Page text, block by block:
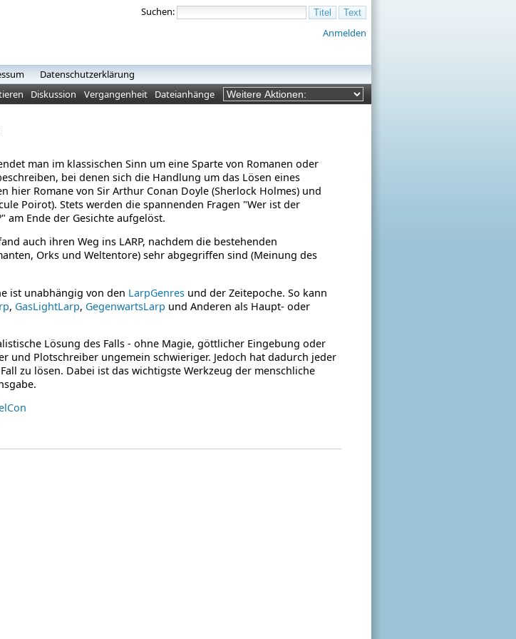
Suchen:
Anmelden
Datenschutzerklärung
Diskussion Vergangenheit Dateianhänge
man im klassischen Sinn um eine Sparte von Romanen oder
bei denen sich die Handlung um das Lösen eines
hier Romane von Sir Arthur Conan Doyle (Sherlock Holmes) und
Poirot). Stets werden die spannenden Fragen "Wer ist der
am Ende der Gesichte aufgelöst.
auch ihren Weg ins LARP, nachdem die bestehenden
Orks und Weltentore) sehr abgegriffen sind (Meinung des
ist unabhängig von den LarpGenresund der Zeitepoche. So kann
, GasLightLarp, GegenwartsLarp und Anderen als Haupt- oder
Lösung des Falls - ohne Magie, göttlicher Eingebung oder
und Plotschreiber ungemein schwieriger. Jedoch hat dadurch jeder
zu lösen. Dabei ist das wichtigste Werkzeug der menschliche